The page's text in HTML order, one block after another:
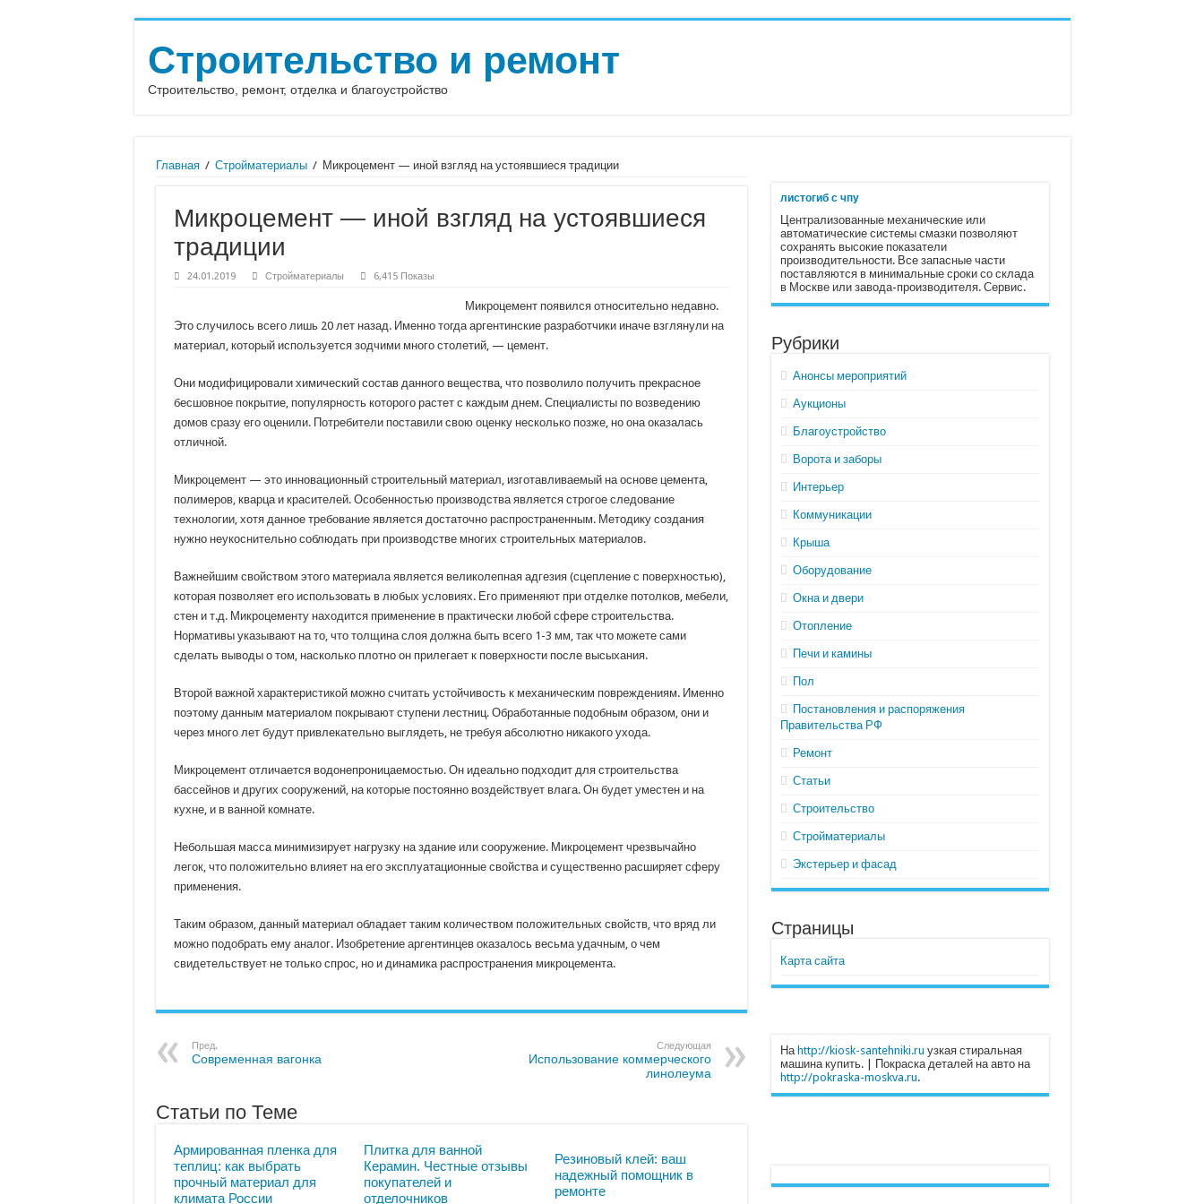
Строительство и ремонт
Строительство, ремонт, отделка и благоустройство
Главная / Стройматериалы / Микроцемент — иной взгляд на устоявшиеся традиции
Микроцемент — иной взгляд на устоявшиеся
традиции
24.01.2019 Стройматериалы 6,415 Показы
Микроцемент появился относительно недавно.
Это случилось всего лишь 20 лет назад. Именно тогда аргентинские разработчики иначе взглянули на
материал, который используется зодчими много столетий, — цемент.
Они модифицировали химический состав данного вещества, что позволило получить прекрасное
бесшовное покрытие, популярность которого растет с каждым днем. Специалисты по возведению
домов сразу его оценили. Потребители поставили свою оценку несколько позже, но она оказалась
отличной.
Микроцемент — это инновационный строительный материал, изготавливаемый на основе цемента,
полимеров, кварца и красителей. Особенностью производства является строгое следование
технологии, хотя данное требование является достаточно распространенным. Методику создания
нужно неукоснительно соблюдать при производстве многих строительных материалов.
Важнейшим свойством этого материала является великолепная адгезия (сцепление с поверхностью),
которая позволяет его использовать в любых условиях. Его применяют при отделке потолков, мебели,
стен и т.д. Микроцементу находится применение в практически любой сфере строительства.
Нормативы указывают на то, что толщина слоя должна быть всего 1-3 мм, так что можете сами
сделать выводы о том, насколько плотно он прилегает к поверхности после высыхания.
Второй важной характеристикой можно считать устойчивость к механическим повреждениям. Именно
поэтому данным материалом покрывают ступени лестниц. Обработанные подобным образом, они и
через много лет будут привлекательно выглядеть, не требуя абсолютно никакого ухода.
Микроцемент отличается водонепроницаемостью. Он идеально подходит для строительства
бассейнов и других сооружений, на которые постоянно воздействует влага. Он будет уместен и на
кухне, и в ванной комнате.
Небольшая масса минимизирует нагрузку на здание или сооружение. Микроцемент чрезвычайно
легок, что положительно влияет на его эксплуатационные свойства и существенно расширяет сферу
применения.
Таким образом, данный материал обладает таким количеством положительных свойств, что вряд ли
можно подобрать ему аналог. Изобретение аргентинцев оказалось весьма удачным, о чем
свидетельствует не только спрос, но и динамика распространения микроцемента.
Пред.
Современная вагонка
Следующая
Использование коммерческого
линолеума
Статьи по Теме
Армированная пленка для
теплиц: как выбрать
прочный материал для
климата России
Плитка для ванной
Керамин. Честные отзывы
покупателей и
отделочников
Резиновый клей: ваш
надежный помощник в
ремонте
листогиб с чпу
Централизованные механические или
автоматические системы смазки позволяют
сохранять высокие показатели
производительности. Все запасные части
поставляются в минимальные сроки со склада
в Москве или завода-производителя. Сервис.
Рубрики
Анонсы мероприятий
Аукционы
Благоустройство
Ворота и заборы
Интерьер
Коммуникации
Крыша
Оборудование
Окна и двери
Отопление
Печи и камины
Пол
Постановления и распоряжения
Правительства РФ
Ремонт
Статьи
Строительство
Стройматериалы
Экстерьер и фасад
Страницы
Карта сайта
На http://kiosk-santehniki.ru узкая стиральная
машина купить. | Покраска деталей на авто на
http://pokraska-moskva.ru.